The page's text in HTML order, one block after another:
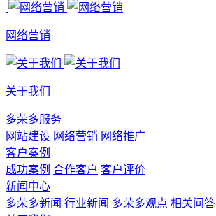
网络营销
关于我们
多荣多服务
网站建设 网络营销 网络推广
客户案例
成功案例 合作客户 客户评价
新闻中心
多荣多新闻 行业新闻 多荣多观点 相关问答